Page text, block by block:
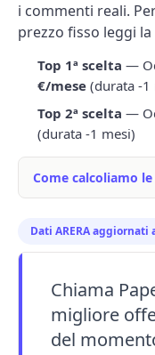
i commenti reali.
prezzo fisso leggi
Top 1ª scelta —
€/mese (durata -1
Top 2ª scelta —
(durata -1 mesi)
Come calcoliamo
Dati ARERA aggiornati
Chiama
migliore
del